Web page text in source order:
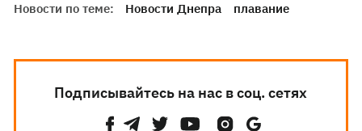
Новости по теме: Новости Днепра плавание
Подписывайтесь на нас в соц. сетях